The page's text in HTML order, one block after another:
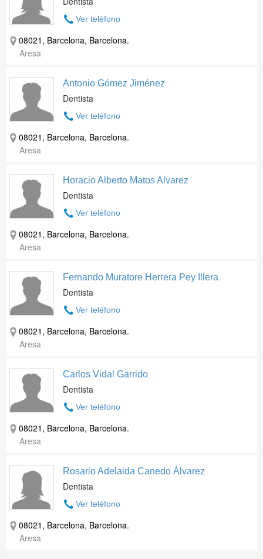
Ver teléfono
08021, Barcelona, Barcelona.
Aresa
Antonio Gómez Jiménez
Dentista
Ver teléfono
08021, Barcelona, Barcelona.
Aresa
Horacio Alberto Matos Alvarez
Dentista
Ver teléfono
08021, Barcelona, Barcelona.
Aresa
Fernando Muratore Herrera Pey Illera
Dentista
Ver teléfono
08021, Barcelona, Barcelona.
Aresa
Carlos Vidal Garrido
Dentista
Ver teléfono
08021, Barcelona, Barcelona.
Aresa
Rosario Adelaida Canedo Álvarez
Dentista
Ver teléfono
08021, Barcelona, Barcelona.
Aresa